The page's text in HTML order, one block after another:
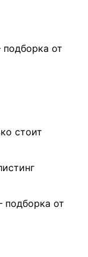
от
стоит
подборка от